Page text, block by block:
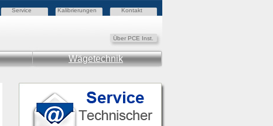
Service Kalibrierungen Kontakt
Über PCE Inst.
Wägetechnik